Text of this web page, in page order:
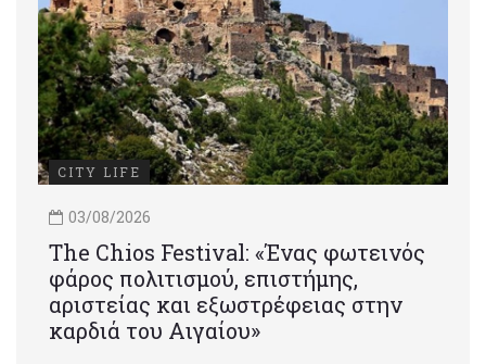
CITY LIFE
03/08/2026
Τhe Chios Festival: «Ένας φωτεινός
φάρος πολιτισμού, επιστήμης,
αριστείας και εξωστρέφειας στην
καρδιά του Αιγαίου»